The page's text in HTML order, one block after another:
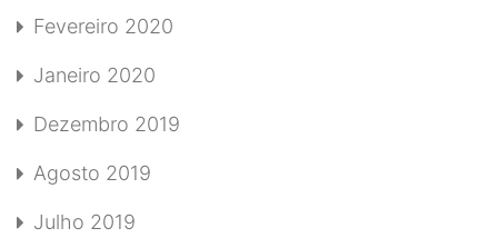
Fevereiro 2020
Janeiro 2020
Dezembro 2019
Agosto 2019
Julho 2019